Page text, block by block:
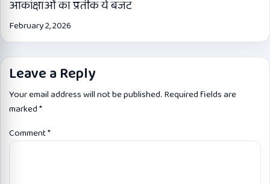
आकांक्षाओं का प्रतीक ये बजट
February 2, 2026
Leave a Reply
Your email address will not be published. Required fields are
marked*
Comment*